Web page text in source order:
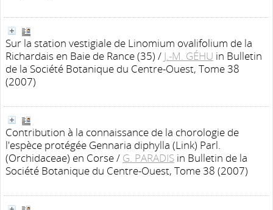
Sur la station vestigiale de Linomium ovalifolium de la
Richardais en Baie de Rance (35) / J.-M. GÉHU in Bulletin
de la Société Botanique du Centre-Ouest, Tome 38
(2007)
Contribution à la connaissance de la chorologie de
l'espèce protégée Gennaria diphylla (Link) Parl.
(Orchidaceae) en Corse/ G. PARADIS in Bulletin de la
Société Botanique du Centre-Ouest, Tome 38 (2007)